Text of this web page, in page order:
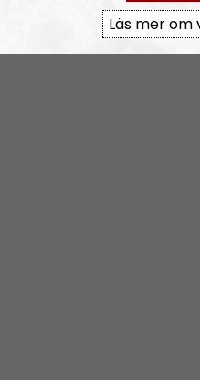
Prenumerera på Nordic
Läs mer